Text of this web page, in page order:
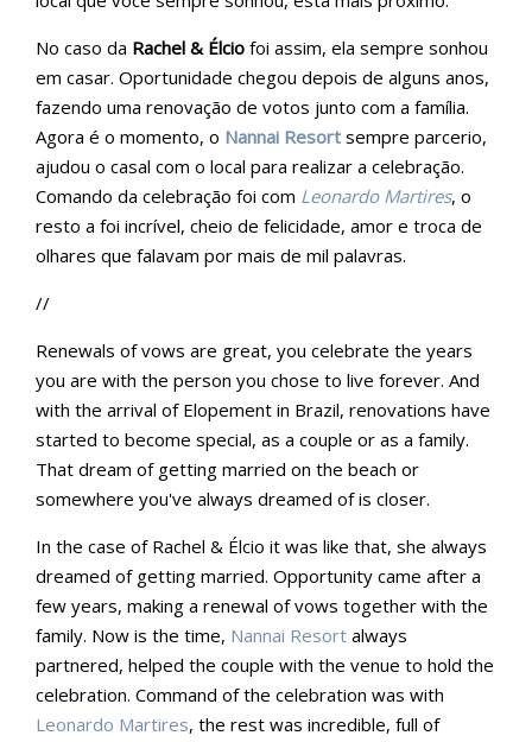
No caso da Rachel & Élcio foi assim, ela sempre sonhou
em casar. Oportunidade chegou depois de alguns anos,
fazendo uma renovação de votos junto com a família.
Agora é o momento, o Nannai Resort sempre parcerio,
ajudou o casal com o local para realizar a celebração.
Comando da celebração foi com Leonardo Martires, o
resto a foi incrível, cheio de felicidade, amor e troca de
olhares que falavam por mais de mil palavras.
//
Renewals of vows are great, you celebrate the years
you are with the person you chose to live forever. And
with the arrival of Elopement in Brazil, renovations have
started to become special, as a couple or as a family.
That dream of getting married on the beach or
somewhere you've always dreamed of is closer.
In the case of Rachel & Élcio it was like that, she always
dreamed of getting married. Opportunity came after a
few years, making a renewal of vows together with the
family. Now is the time, Nannai Resort always
partnered, helped the couple with the venue to hold the
celebration. Command of the celebration was with
Leonardo Martires, the rest was incredible, full of